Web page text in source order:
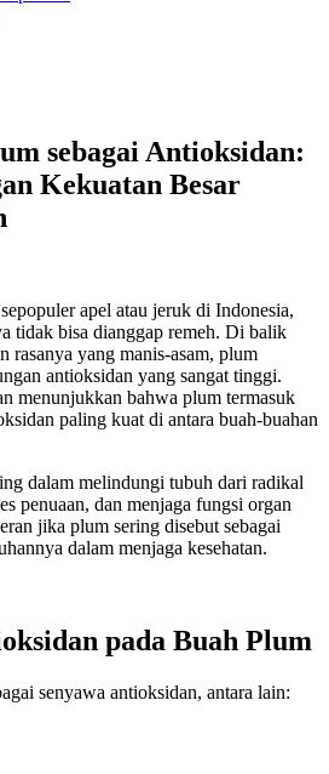
sebagai Antioksidan:
Kekuatan Besar
apel atau jeruk di Indonesia,
tidak bisa dianggap remeh. Di balik
rasanya yang manis-asam, plum
antioksidan yang sangat tinggi.
menunjukkan bahwa plum termasuk
paling kuat di antara buah-buahan
dalam melindungi tubuh dari radikal
penuaan, dan menjaga fungsi organ
jika plum sering disebut sebagai
dalam menjaga kesehatan.
pada Buah Plum
senyawa antioksidan, antara lain: